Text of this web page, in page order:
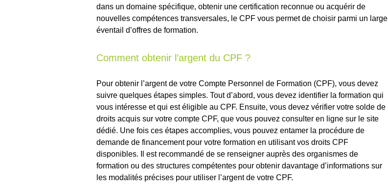
dans un domaine spécifique, obtenir une certification reconnue ou acquérir de
nouvelles compétences transversales, le CPF vous permet de choisir parmi un large
éventail d’offres de formation.
Comment obtenir l’argent du CPF ?
Pour obtenir l’argent de votre Compte Personnel de Formation (CPF), vous devez
suivre quelques étapes simples. Tout d’abord, vous devez identifier la formation qui
vous intéresse et qui est éligible au CPF. Ensuite, vous devez vérifier votre solde de
droits acquis sur votre compte CPF, que vous pouvez consulter en ligne sur le site
dédié. Une fois ces étapes accomplies, vous pouvez entamer la procédure de
demande de financement pour votre formation en utilisant vos droits CPF
disponibles. Il est recommandé de se renseigner auprès des organismes de
formation ou des structures compétentes pour obtenir davantage d’informations sur
les modalités précises pour utiliser l’argent de votre CPF.